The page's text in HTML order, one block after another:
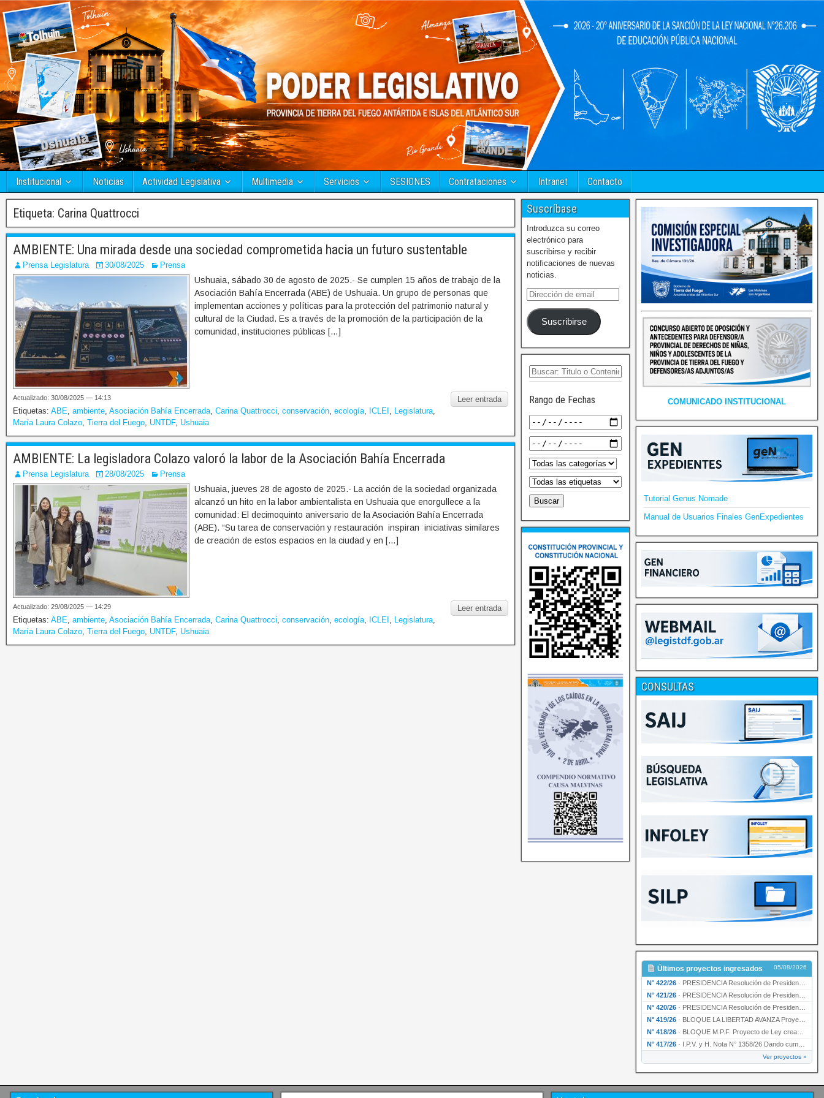
Institucional Noticias Actividad Legislativa Multimedia Servicios SESIONES Contrataciones Intranet Contacto
Etiqueta: Carina Quattrocci
AMBIENTE: Una mirada desde una sociedad comprometida hacia un futuro sustentable
Prensa Legislatura 30/08/2025 Prensa
Ushuaia, sábado 30 de agosto de 2025.- Se cumplen 15 años de trabajo de la
Asociación Bahía Encerrada (ABE) de Ushuaia. Un grupo de personas que
implementan acciones y políticas para la protección del patrimonio natural y
cultural de la Ciudad. Es a través de la promoción de la participación de la
comunidad, instituciones públicas […]
Leer entrada
Actualizado: 30/08/2025 — 14:13
Etiquetas: ABE, ambiente, Asociación Bahía Encerrada, Carina Quattrocci, conservación, ecología, ICLEI , Legislatura,
María Laura Colazo, Tierra del Fuego, UNTDF, Ushuaia
AMBIENTE: La legisladora Colazo valoró la labor de la Asociación Bahía Encerrada
Prensa Legislatura 28/08/2025 Prensa
Ushuaia, jueves 28 de agosto de 2025.- La acción de la sociedad organizada
alcanzó un hito en la labor ambientalista en Ushuaia que enorgullece a la
comunidad: El decimoquinto aniversario de la Asociación Bahía Encerrada
(ABE). “Su tarea de conservación y restauración inspiran iniciativas similares
de creación de estos espacios en la ciudad y en […]
Leer entrada
Actualizado: 29/08/2025 — 14:29
Etiquetas: ABE, ambiente, Asociación Bahía Encerrada, Carina Quattrocci, conservación, ecología, ICLEI , Legislatura,
María Laura Colazo, Tierra del Fuego, UNTDF, Ushuaia
Suscríbase
Introduzca su correo
electrónico para
suscribirse y recibir
notificaciones de nuevas
noticias.
Suscribirse
Rango de Fechas COMUNICADO INSTITUCIONAL
Tutorial Genus Nomade
Manual de Usuarios Finales GenExpedientes
CONSULTAS
Últimos proyectos ingresados 05/08/2026
N° 422/26 · PRESIDENCIA Resolución de Presidencia N° 200/26 para su ratificación.
N° 421/26 · PRESIDENCIA Resolución de Presidencia N° 199/26 para su ratificación.
N° 420/26 · PRESIDENCIA Resolución de Presidencia N° 198/26 para su ratificación.
N° 419/26 · BLOQUE LA LIBERTAD AVANZA Proyecto de Ley declarando la esencialidad del servicio educativ…
N° 418/26 · BLOQUE M.P.F. Proyecto de Ley creando el Ente Único Regulador de servicios públicos de la …
N° 417/26 · I.P.V. y H. Nota N° 1358/26 Dando cumplimiento al artículo 29 de la Ley provincial N° 1399…
Ver proyectos »